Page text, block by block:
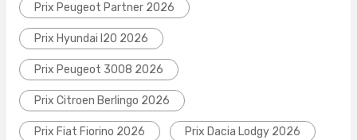
Prix Peugeot Partner 2026
Prix Hyundai I20 2026
Prix Peugeot 3008 2026
Prix Citroen Berlingo 2026
Prix Fiat Fiorino 2026 Prix Dacia Lodgy 2026